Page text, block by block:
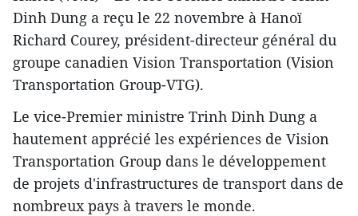
Dinh Dung a reçu le 22 novembre à Hanoï
Richard Courey, président-directeur général du
groupe canadien Vision Transportation (Vision
Transportation Group-VTG).
Le vice-Premier ministre Trinh Dinh Dung a
hautement apprécié les expériences de Vision
Transportation Group dans le développement
de projets d'infrastructures de transport dans de
nombreux pays à travers le monde.